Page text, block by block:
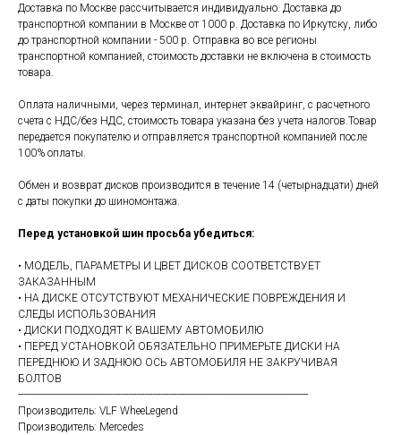
Доставка по Москве рассчитывается индивидуально. Доставка до
транспортной компании в Москве от 1000 р. Доставка по Иркутску, либо
до транспортной компании - 500 р. Отправка во все регионы
транспортной компанией, стоимость доставки не включена в стоимость
товара.
Оплата наличными, через терминал, интернет эквайринг, с расчетного
счета с НДС/без НДС, стоимость товара указана без учета налогов.Товар
передается покупателю и отправляется транспортной компанией после
100% оплаты.
Обмен и возврат дисков производится в течение 14 (четырнадцати) дней
с даты покупки до шиномонтажа.
Перед установкой шин просьба убедиться:
• МОДЕЛЬ, ПАРАМЕТРЫ И ЦВЕТ ДИСКОВ СООТВЕТСТВУЕТ
ЗАКАЗАННЫМ
• НА ДИСКЕ ОТСУТСТВУЮТ МЕХАНИЧЕСКИЕ ПОВРЕЖДЕНИЯ И
СЛЕДЫ ИСПОЛЬЗОВАНИЯ
• ДИСКИ ПОДХОДЯТ К ВАШЕМУ АВТОМОБИЛЮ
• ПЕРЕД УСТАНОВКОЙ ОБЯЗАТЕЛЬНО ПРИМЕРЬТЕ ДИСКИ НА
ПЕРЕДНЮЮ И ЗАДНЮЮ ОСЬ АВТОМОБИЛЯ НЕ ЗАКРУЧИВАЯ
БОЛТОВ
------------------------------------------------------------------------------------------------------------
Производитель: VLF WheeLegend
Производитель: Mercedes